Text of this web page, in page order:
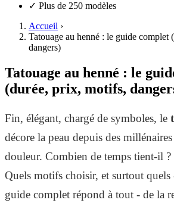
✓ Plus de 250 modèles
Accueil ›
Tatouage au henné : le guide complet
dangers)
Tatouage au henné : le
(durée, prix, motifs,
Fin, élégant, chargé de symboles, le
décore la peau depuis des
douleur. Combien de temps tient-il
Quels motifs choisir, et surtout quels
guide complet répond à tout - de la